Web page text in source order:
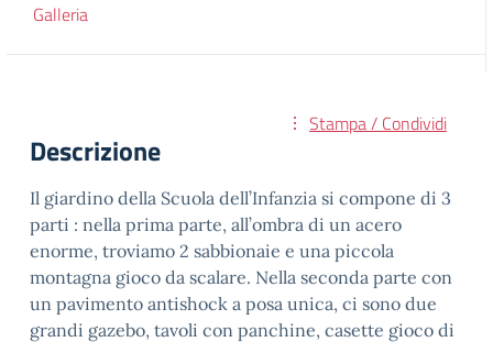
Galleria
Stampa / Condividi
Descrizione
Il giardino della Scuola dell’Infanzia si compone di 3
parti : nella prima parte, all’ombra di un acero
enorme, troviamo 2 sabbionaie e una piccola
montagna gioco da scalare. Nella seconda parte con
un pavimento antishock a posa unica, ci sono due
grandi gazebo, tavoli con panchine, casette gioco di